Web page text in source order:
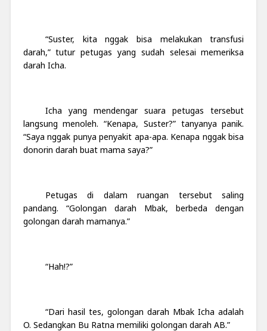
“Suster, kita nggak bisa melakukan transfusi
darah,” tutur petugas yang sudah selesai memeriksa
darah Icha.
Icha yang mendengar suara petugas tersebut
langsung menoleh. “Kenapa, Suster?” tanyanya panik.
“Saya nggak punya penyakit apa-apa. Kenapa nggak bisa
donorin darah buat mama saya?”
Petugas di dalam ruangan tersebut saling
pandang. “Golongan darah Mbak, berbeda dengan
golongan darah mamanya.”
“Hah!?”
“Dari hasil tes, golongan darah Mbak Icha adalah
O. Sedangkan Bu Ratna memiliki golongan darah AB.”